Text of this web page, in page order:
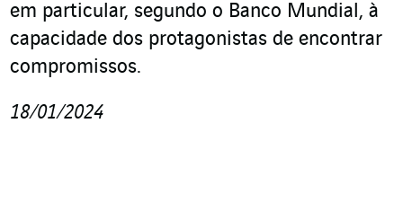
em particular, segundo o Banco Mundial, à
capacidade dos protagonistas de encontrar
compromissos.
18/01/2024